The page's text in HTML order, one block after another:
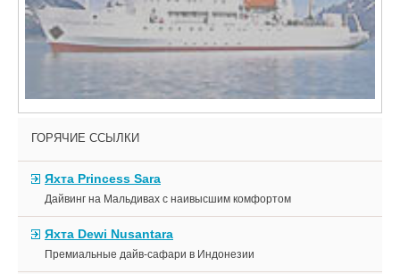
ГОРЯЧИЕ ССЫЛКИ
Яхта Princess Sara
Дайвинг на Мальдивах с наивысшим комфортом
Яхта Dewi Nusantara
Премиальные дайв-сафари в Индонезии